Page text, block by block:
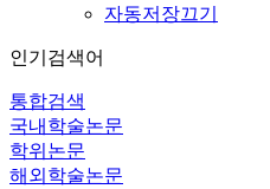
자동저장끄기
인기검색어
통합검색
국내학술논문
학위논문
해외학술논문